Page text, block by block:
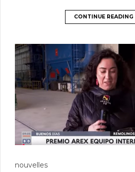
CONTINUE READING
nouvelles